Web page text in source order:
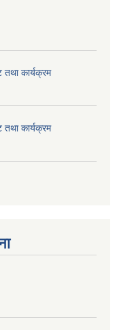
कार्यक्रम
कार्यक्रम